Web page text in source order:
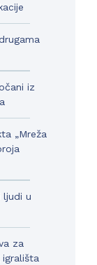
iz
„Mreža
ljudi u
za
igrališta